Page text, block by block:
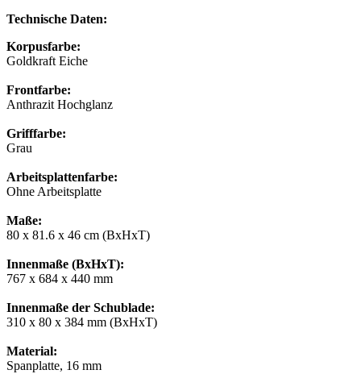
Technische Daten:
Korpusfarbe:
Goldkraft Eiche
Frontfarbe:
Anthrazit Hochglanz
Grifffarbe:
Grau
Arbeitsplattenfarbe:
Ohne Arbeitsplatte
Maße:
80 x 81.6 x 46 cm (BxHxT)
Innenmaße (BxHxT):
767 x 684 x 440 mm
Innenmaße der Schublade:
310 x 80 x 384 mm (BxHxT)
Material:
Spanplatte, 16 mm